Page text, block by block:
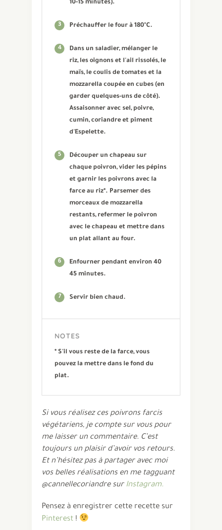
10-15 minutes).
3 Préchauffer le four à 180°C.
4
Dans un saladier, mélanger le
riz, les oignons et l'ail rissolés, le
maïs, le coulis de tomates et la
mozzarella coupée en cubes (en
garder quelques-uns de côté).
Assaisonner avec sel, poivre,
cumin, coriandre et piment
d'Espelette.
5
Découper un chapeau sur
chaque poivron, vider les pépins
et garnir les poivrons avec la
farce au riz*. Parsemer des
morceaux de mozzarella
restants, refermer le poivron
avec le chapeau et mettre dans
un plat allant au four.
6
Enfourner pendant environ 40
45 minutes.
7 Servir bien chaud.
NOTES
* S'il vous reste de la farce, vous
pouvez la mettre dans le fond du
plat.
Si vous réalisez ces poivrons farcis
végétariens, je compte sur vous pour
me laisser un commentaire. C’est
toujours un plaisir d’avoir vos retours.
Et n’hésitez pas à partager avec moi
vos belles réalisations en me tagguant
@cannellecoriandre sur Instagram.
Pensez à enregistrer cette recette sur
Pinterest !